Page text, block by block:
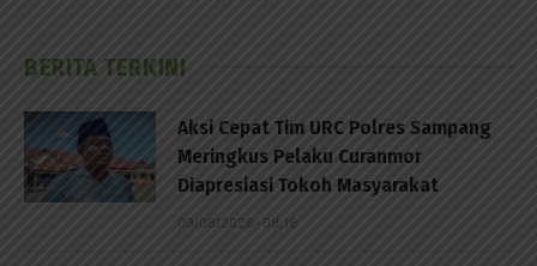
BERITA TERKINI
Aksi Cepat Tim URC Polres Sampang
Meringkus Pelaku Curanmor
Diapresiasi Tokoh Masyarakat
09/08/2026 - 08:18